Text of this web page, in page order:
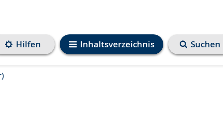
Inhaltsverzeichnis
Hilfen Suchen